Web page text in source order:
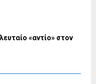
«αντίο» στον